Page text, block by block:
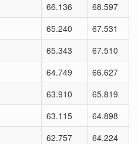
66.136 68.597
65.240 67.531
65.343 67.510
64.749 66.627
63.910 65.819
63.115 64.898
62.757 64.224